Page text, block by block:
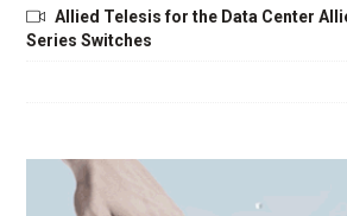
Allied Telesis for the Data Center
Series Switches